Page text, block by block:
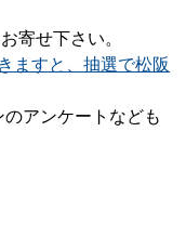
寄せ下さい。
ますと、抽選で松阪
アンケートなども